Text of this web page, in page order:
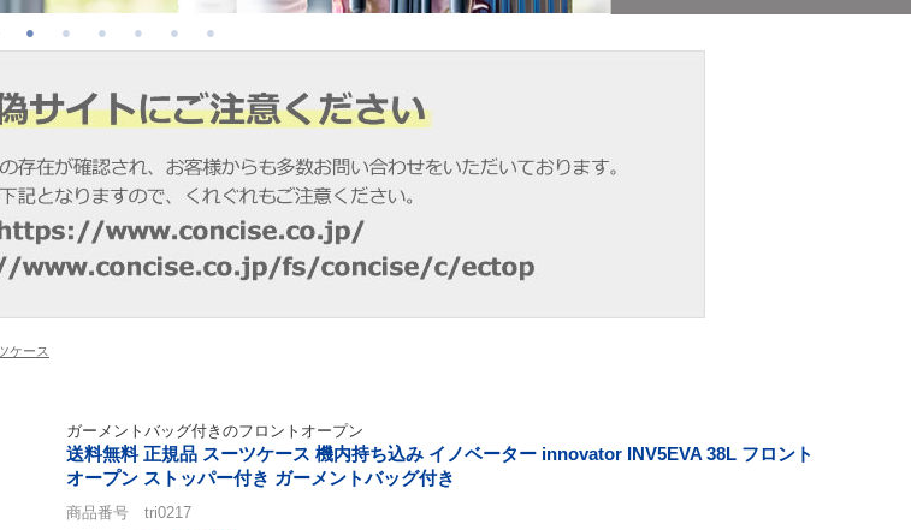
ケース
ガーメントバッグ付きのフロントオープン
送料無料 正規品 スーツケース 機内持ち込み イノベーター innovator INV5EVA 38L フロント
オープン ストッパー付き ガーメントバッグ付き
商品番号 tri0217